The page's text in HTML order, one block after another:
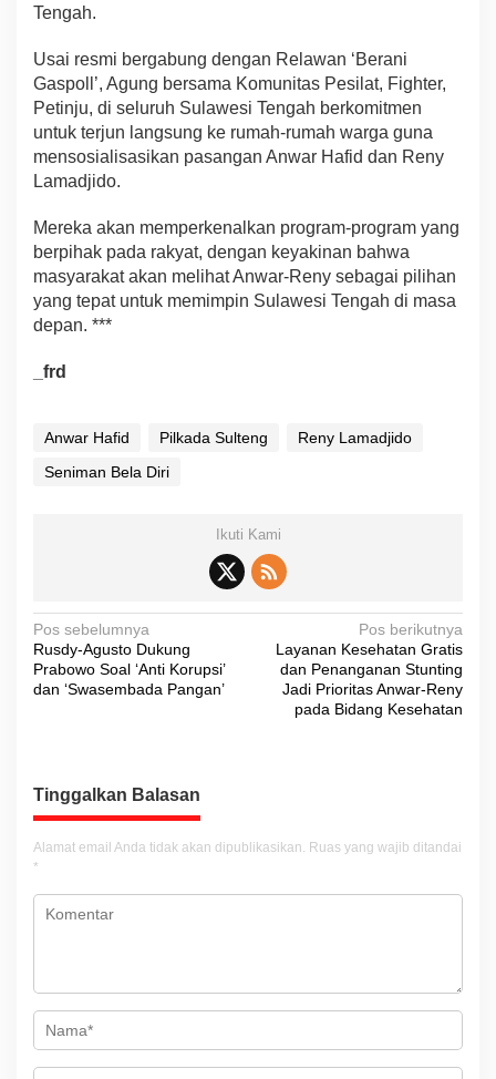
Tengah.
Usai resmi bergabung dengan Relawan ‘Berani
Gaspoll’, Agung bersama Komunitas Pesilat, Fighter,
Petinju, di seluruh Sulawesi Tengah berkomitmen
untuk terjun langsung ke rumah-rumah warga guna
mensosialisasikan pasangan Anwar Hafid dan Reny
Lamadjido.
Mereka akan memperkenalkan program-program yang
berpihak pada rakyat, dengan keyakinan bahwa
masyarakat akan melihat Anwar-Reny sebagai pilihan
yang tepat untuk memimpin Sulawesi Tengah di masa
depan. ***
_frd
Anwar Hafid Pilkada Sulteng
Reny Lamadjido
Seniman Bela Diri
Ikuti Kami
N
a
v
a
s
i
o
Pos sebelumnya
Rusdy-Agusto Dukung
Prabowo Soal ‘Anti Korupsi’
dan ‘Swasembada Pangan’
Pos berikutnya
Layanan Kesehatan Gratis
dan Penanganan Stunting
Jadi Prioritas Anwar-Reny
pada Bidang Kesehatan
Tinggalkan Balasan
Alamat email Anda tidak akan dipublikasikan. Ruas yang wajib ditandai
*